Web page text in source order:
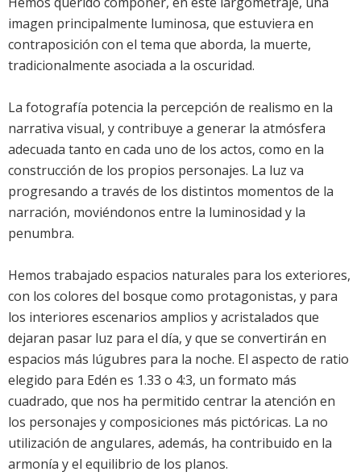
imagen principalmente luminosa, que estuviera en
contraposición con el tema que aborda, la muerte,
tradicionalmente asociada a la oscuridad.
La fotografía potencia la percepción de realismo en la
narrativa visual, y contribuye a generar la atmósfera
adecuada tanto en cada uno de los actos, como en la
construcción de los propios personajes. La luz va
progresando a través de los distintos momentos de la
narración, moviéndonos entre la luminosidad y la
penumbra.
Hemos trabajado espacios naturales para los exteriores,
con los colores del bosque como protagonistas, y para
los interiores escenarios amplios y acristalados que
dejaran pasar luz para el día, y que se convertirán en
espacios más lúgubres para la noche. El aspecto de ratio
elegido para Edén es 1.33 o 4:3, un formato más
cuadrado, que nos ha permitido centrar la atención en
los personajes y composiciones más pictóricas. La no
utilización de angulares, además, ha contribuido en la
armonía y el equilibrio de los planos.